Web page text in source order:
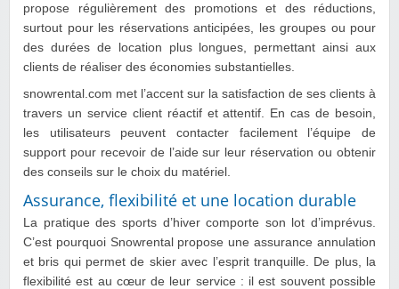
propose régulièrement des promotions et des réductions,
surtout pour les réservations anticipées, les groupes ou pour
des durées de location plus longues, permettant ainsi aux
clients de réaliser des économies substantielles.
snowrental.com met l’accent sur la satisfaction de ses clients à
travers un service client réactif et attentif. En cas de besoin,
les utilisateurs peuvent contacter facilement l’équipe de
support pour recevoir de l’aide sur leur réservation ou obtenir
des conseils sur le choix du matériel.
Assurance, flexibilité et une location durable
La pratique des sports d’hiver comporte son lot d’imprévus.
C’est pourquoi Snowrental propose une assurance annulation
et bris qui permet de skier avec l’esprit tranquille. De plus, la
flexibilité est au cœur de leur service : il est souvent possible